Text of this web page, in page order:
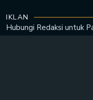
IKLAN
Hubungi Redaksi untuk